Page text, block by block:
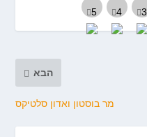
הבא
מר בוסטון ואדון סלטיקס